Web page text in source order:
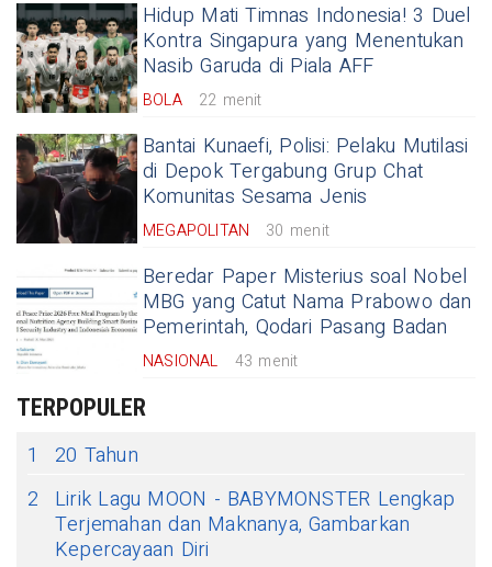
Hidup Mati Timnas Indonesia! 3 Duel
Kontra Singapura yang Menentukan
Nasib Garuda di Piala AFF
BOLA 22 menit
Bantai Kunaefi, Polisi: Pelaku Mutilasi
di Depok Tergabung Grup Chat
Komunitas Sesama Jenis
MEGAPOLITAN 30 menit
Beredar Paper Misterius soal Nobel
MBG yang Catut Nama Prabowo dan
Pemerintah, Qodari Pasang Badan
NASIONAL 43 menit
TERPOPULER
1
20 Tahun
2
Lirik Lagu MOON - BABYMONSTER Lengkap
Terjemahan dan Maknanya, Gambarkan
Kepercayaan Diri